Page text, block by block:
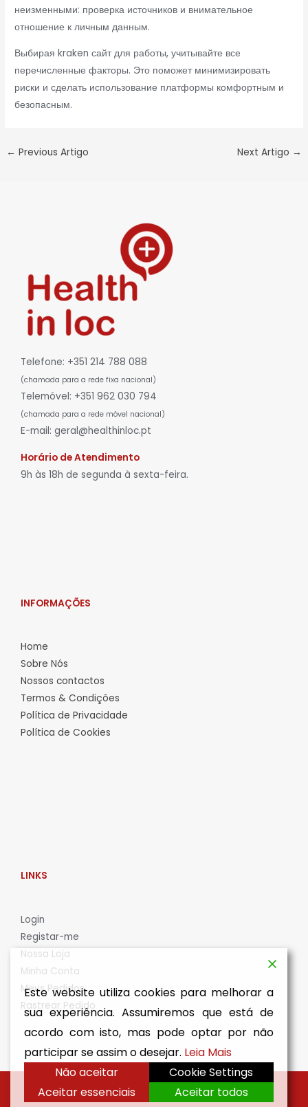
неизменными: проверка источников и внимательное
отношение к личным данным.
Выбирая kraken сайт для работы, учитывайте все
перечисленные факторы. Это поможет минимизировать
риски и сделать использование платформы комфортным и
безопасным.
← Previous Artigo Next Artigo →
Telefone: +351 214 788 088
(chamada para a rede fixa nacional)
Telemóvel: +351 962 030 794
(chamada para a rede móvel nacional)
E-mail: geral@healthinloc.pt
Horário de Atendimento
9h às 18h de segunda à sexta-feira.
INFORMAÇÕES
Home
Sobre Nós
Nossos contactos
Termos & Condições
Política de Privacidade
Política de Cookies
LINKS
Login
Registar-me
Nossa Loja
Minha Conta
Meus Pedidos
Rastrear Pedido
Copyright © 2026 Health in Loc
Este website utiliza cookies para melhorar a
sua experiência. Assumiremos que está de
acordo com isto, mas pode optar por não
participar se assim o desejar. Leia Mais
Não aceitar
Cookie Settings
Aceitar essenciais
Aceitar todos